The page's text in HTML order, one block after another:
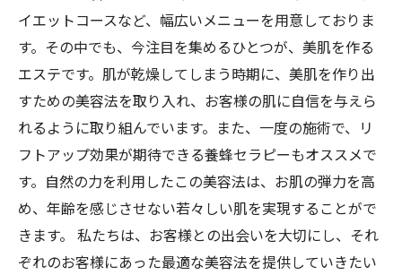
イエットコースなど、幅広いメニューを用意しておりま
す。その中でも、今注目を集めるひとつが、美肌を作る
エステです。肌が乾燥してしまう時期に、美肌を作り出
すための美容法を取り入れ、お客様の肌に自信を与えら
れるように取り組んでいます。また、一度の施術で、リ
フトアップ効果が期待できる養蜂セラピーもオススメで
す。自然の力を利用したこの美容法は、お肌の弾力を高
め、年齢を感じさせない若々しい肌を実現することがで
きます。 私たちは、お客様との出会いを大切にし、それ
ぞれのお客様にあった最適な美容法を提供していきたい